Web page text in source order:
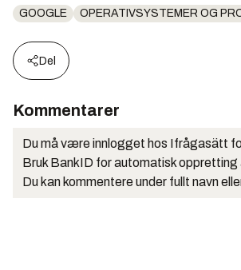
GOOGLE OPERATIVSYSTEMER OG
Del
Kommentarer
Du må være innlogget hos Ifrågasätt
Bruk BankID for automatisk oppretting
Du kan kommentere under fullt navn